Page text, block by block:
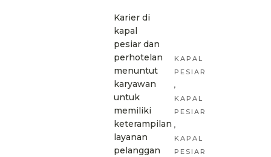
Karier di
kapal
pesiar dan
perhotelan
menuntut
karyawan
untuk
memiliki
keterampilan
layanan
pelanggan
KAPAL
PESIAR
,
KAPAL
PESIAR
,
KAPAL
PESIAR